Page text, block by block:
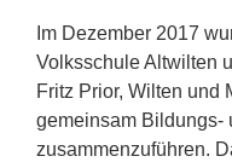
Im Dezember 2017
Volksschule Altwilten
Fritz Prior, Wilten und
gemeinsam Bildungs-
zusammenzuführen.